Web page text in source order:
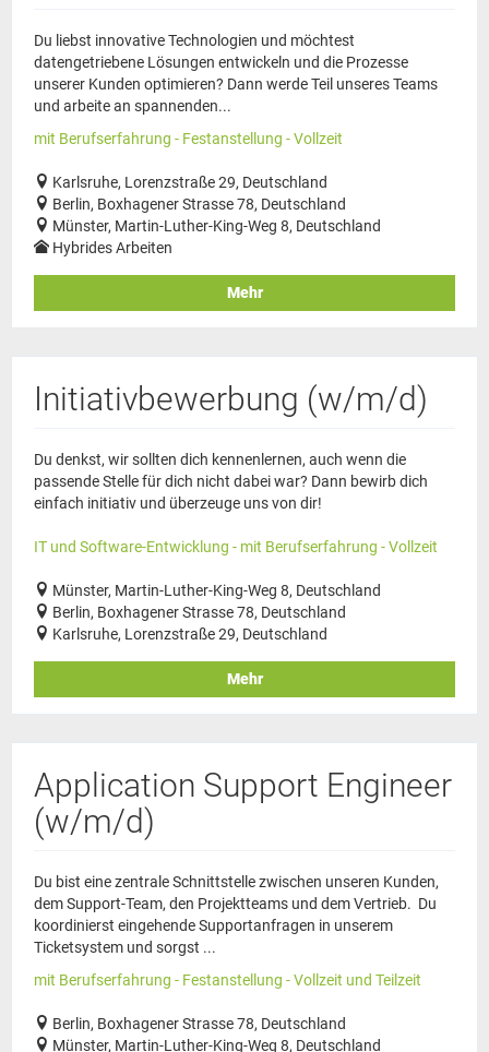
Du liebst innovative Technologien und möchtest
datengetriebene Lösungen entwickeln und die Prozesse
unserer Kunden optimieren? Dann werde Teil unseres Teams
und arbeite an spannenden...
mit Berufserfahrung - Festanstellung - Vollzeit
Karlsruhe, Lorenzstraße 29, Deutschland
Berlin, Boxhagener Strasse 78, Deutschland
Münster, Martin-Luther-King-Weg 8, Deutschland
Hybrides Arbeiten
Mehr
Initiativbewerbung (w/m/d)
Du denkst, wir sollten dich kennenlernen, auch wenn die
passende Stelle für dich nicht dabei war? Dann bewirb dich
einfach initiativ und überzeuge uns von dir!
IT und Software-Entwicklung - mit Berufserfahrung - Vollzeit
Münster, Martin-Luther-King-Weg 8, Deutschland
Berlin, Boxhagener Strasse 78, Deutschland
Karlsruhe, Lorenzstraße 29, Deutschland
Mehr
Application Support Engineer
(w/m/d)
Du bist eine zentrale Schnittstelle zwischen unseren Kunden,
dem Support-Team, den Projektteams und dem Vertrieb. Du
koordinierst eingehende Supportanfragen in unserem
Ticketsystem und sorgst ...
mit Berufserfahrung - Festanstellung - Vollzeit und Teilzeit
Berlin, Boxhagener Strasse 78, Deutschland
Münster, Martin-Luther-King-Weg 8, Deutschland